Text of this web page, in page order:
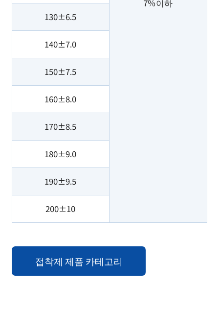
7％이하
130±6.5
140±7.0
150±7.5
160±8.0
170±8.5
180±9.0
190±9.5
200±10
접착제 제품 카테고리